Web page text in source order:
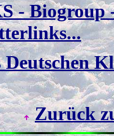
- Biogroup
Deutschen
Zurück